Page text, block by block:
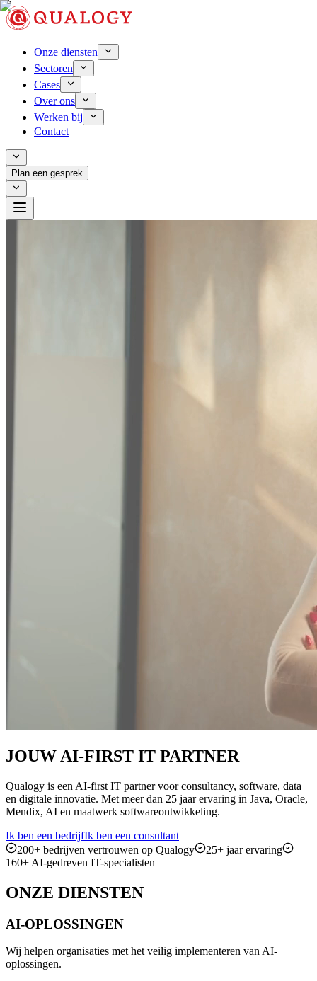
Onze diensten
Sectoren
Cases
Over ons
Werken bij
Contact
Plan een gesprek
JOUW AI-FIRST IT PARTNER
Qualogy is een AI-first IT partner voor consultancy, software, data
en digitale innovatie. Met meer dan 25 jaar ervaring in Java, Oracle,
Mendix, AI en maatwerk softwareontwikkeling.
Ik ben een bedrijfIk ben een consultant
200+ bedrijven vertrouwen op Qualogy
25+ jaar ervaring
160+ AI-gedreven IT-specialisten
ONZE DIENSTEN
AI-OPLOSSINGEN
Wij helpen organisaties met het veilig implementeren van AI-
oplossingen.